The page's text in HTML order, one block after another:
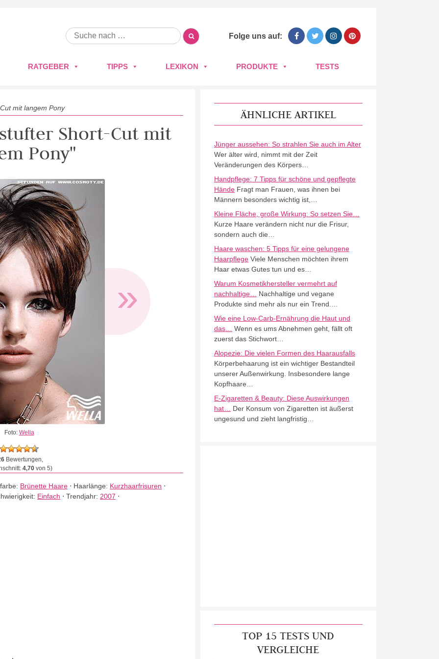
Folge uns auf:
RATGEBER TIPPS LEXIKON PRODUKTE TESTS
mit langem Pony
Short-Cut mit
Pony"
»
Foto: Wella
Bewertungen,
4,70von 5)
Brünette Haare ⋅ Haarlänge: Kurzhaarfrisuren ⋅
Einfach ⋅Trendjahr: 2007 ⋅
ÄHNLICHE ARTIKEL
Jünger aussehen: So strahlen Sie auch im Alter
Wer älter wird, nimmt mit der Zeit
Veränderungen des Körpers…
Handpflege: 7 Tipps für schöne und gepflegte
HändeFragt man Frauen, was ihnen bei
Männern besonders wichtig ist,…
Kleine Fläche, große Wirkung: So setzen Sie…
Kurze Haare verändern nicht nur die Frisur,
sondern auch die…
Haare waschen: 5 Tipps für eine gelungene
HaarpflegeViele Menschen möchten ihrem
Haar etwas Gutes tun und es…
Warum Kosmetikhersteller vermehrt auf
nachhaltige…
Nachhaltige und vegane
Produkte sind mehr als nur ein Trend.…
Wie eine Low-Carb-Ernährung die Haut und
das…
Wenn es ums Abnehmen geht, fällt oft
zuerst das Stichwort…
Alopezie: Die vielen Formen des Haarausfalls
Körperbehaarung ist ein wichtiger Bestandteil
unserer Außenwirkung. Insbesondere lange
Kopfhaare…
E-Zigaretten & Beauty: Diese Auswirkungen
hat…
Der Konsum von Zigaretten ist äußerst
ungesund und zieht langfristig…
TOP 15 TESTS UND
VERGLEICHE